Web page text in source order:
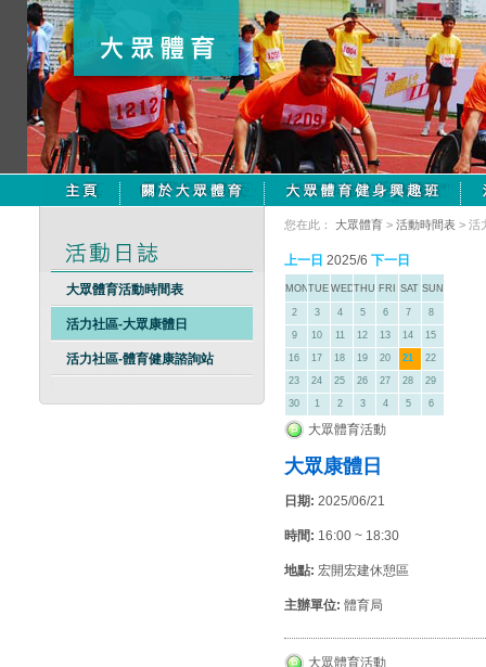
大眾體育活動時間表
活力社區-大眾康體日
活力社區-體育健康諮詢站
您在此： 大眾體育 > 活動時間表 > 活
上一日 2025/6 下一日
MONTUE WEDTHU FRI SAT SUN
2 3 4 5 6 7 8
9 10 11 12 13 14 15
16 17 18 19 20 21 22
23 24 25 26 27 28 29
30 1 2 3 4 5 6
大眾體育活動
大眾康體日
日期: 2025/06/21
時間: 16:00 ~ 18:30
地點: 宏開宏建休憩區
主辦單位: 體育局
大眾體育活動